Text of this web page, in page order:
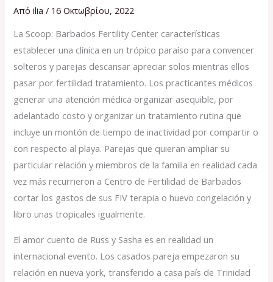
Απόilia/ 16 Οκτωβρίου, 2022
La Scoop: Barbados Fertility Center características
establecer una clínica en un trópico paraíso para convencer
solteros y parejas descansar apreciar solos mientras ellos
pasar por fertilidad tratamiento. Los practicantes médicos
generar una atención médica organizar asequible, por
adelantado costo y organizar un tratamiento rutina que
incluye un montón de tiempo de inactividad por compartir o
con respecto al playa. Parejas que quieran ampliar su
particular relación y miembros de la familia en realidad cada
vez más recurrieron a Centro de Fertilidad de Barbados
cortar los gastos de sus FIV terapia o huevo congelación y
libro unas tropicales igualmente.
El amor cuento de Russ y Sasha es en realidad un
internacional evento. Los casados pareja empezaron su
relación en nueva york, transferido a casa país de Trinidad